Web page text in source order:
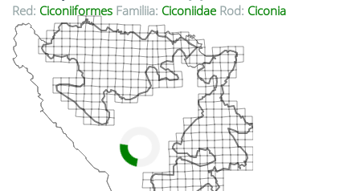
Red: Ciconiiformes Familija: Ciconiidae Rod: Ciconia